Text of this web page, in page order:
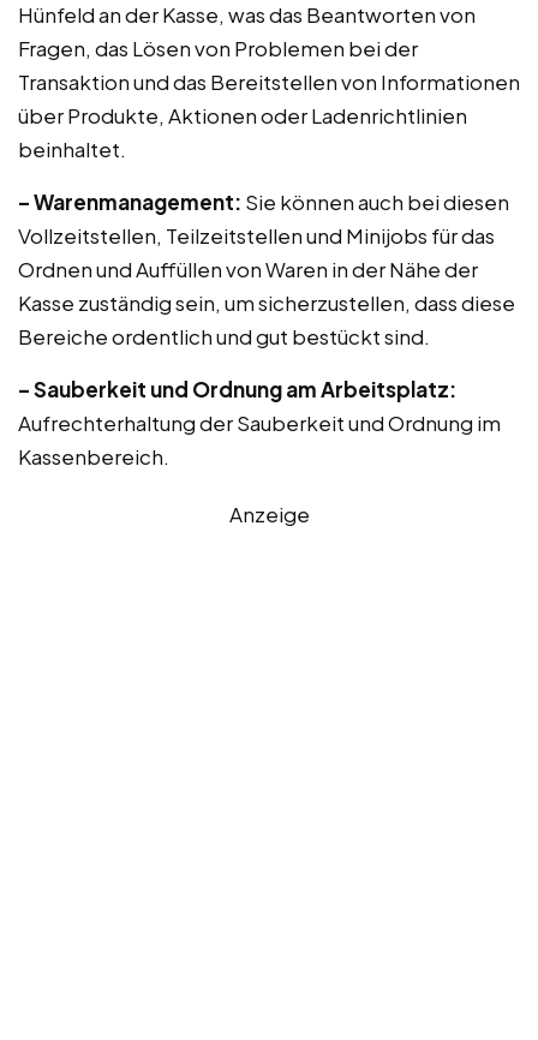
Hünfeld an der Kasse, was das Beantworten von
Fragen, das Lösen von Problemen bei der
Transaktion und das Bereitstellen von Informationen
über Produkte, Aktionen oder Ladenrichtlinien
beinhaltet.
– Warenmanagement: Sie können auch bei diesen
Vollzeitstellen, Teilzeitstellen und Minijobs für das
Ordnen und Auffüllen von Waren in der Nähe der
Kasse zuständig sein, um sicherzustellen, dass diese
Bereiche ordentlich und gut bestückt sind.
– Sauberkeit und Ordnung am Arbeitsplatz:
Aufrechterhaltung der Sauberkeit und Ordnung im
Kassenbereich.
Anzeige